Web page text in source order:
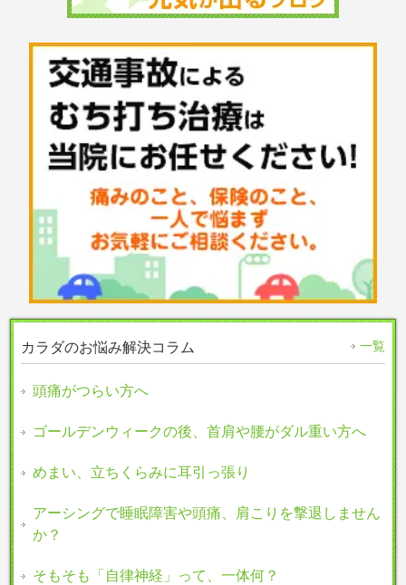
カラダのお悩み解決コラム 一覧
頭痛がつらい方へ
ゴールデンウィークの後、首肩や腰がダル重い方へ
めまい、立ちくらみに耳引っ張り
アーシングで睡眠障害や頭痛、肩こりを撃退しません
か？
そもそも「自律神経」って、一体何？